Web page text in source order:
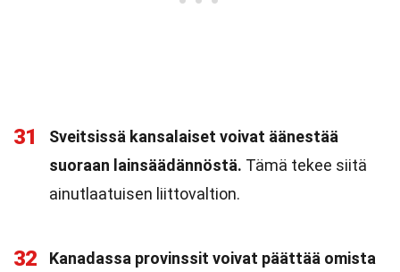
31
Sveitsissä kansalaiset voivat äänestää
suoraan lainsäädännöstä. Tämä tekee siitä
ainutlaatuisen liittovaltion.
32
Kanadassa provinssit voivat päättää omista